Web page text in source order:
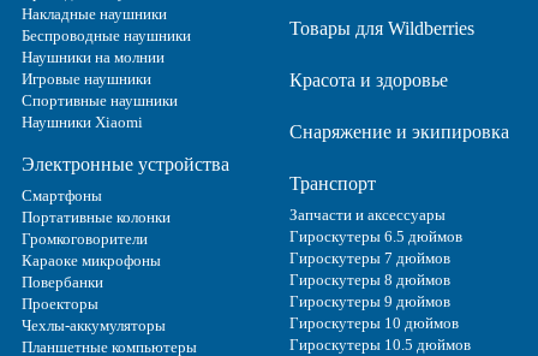
Накладные наушники
Беспроводные наушники
Наушники на молнии
Игровые наушники
Спортивные наушники
Наушники Xiaomi
Электронные устройства
Смартфоны
Портативные колонки
Громкоговорители
Караоке микрофоны
Повербанки
Проекторы
Чехлы-аккумуляторы
Планшетные компьютеры
Товары для Wildberries
Красота и здоровье
Снаряжение и экипировка
Транспорт
Запчасти и аксессуары
Гироскутеры 6.5 дюймов
Гироскутеры 7 дюймов
Гироскутеры 8 дюймов
Гироскутеры 9 дюймов
Гироскутеры 10 дюймов
Гироскутеры 10.5 дюймов